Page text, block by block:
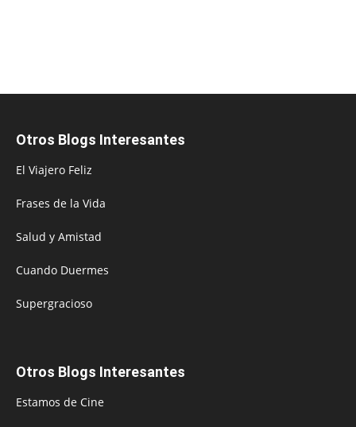
Otros Blogs Interesantes
El Viajero Feliz
Frases de la Vida
Salud y Amistad
Cuando Duermes
Supergracioso
Otros Blogs Interesantes
Estamos de Cine